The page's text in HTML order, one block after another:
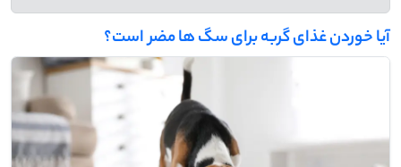
آیا خوردن غذای گربه برای سگ‌ ها مضر است؟